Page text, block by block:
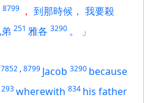
,8799 ， 到那時候， 我要殺
251 雅各 3290 。
」
7852 ,8799 Jacob 3290 because
wherewith 834 his father